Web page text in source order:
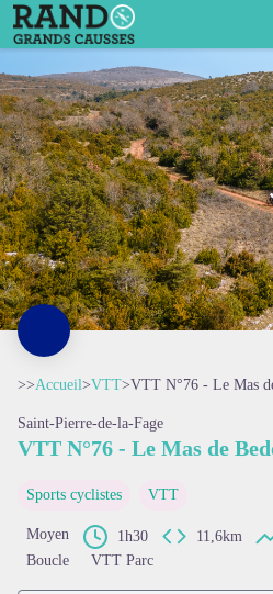
VTT N°76 - Le Mas de Bedos
>>Accueil>VTT>VTT N°76 - Le Mas
Saint-Pierre-de-la-Fage
VTT N°76 - Le Mas de
Sports cyclistes VTT
Moyen 1h30 11,6km
Boucle
VTT Parc